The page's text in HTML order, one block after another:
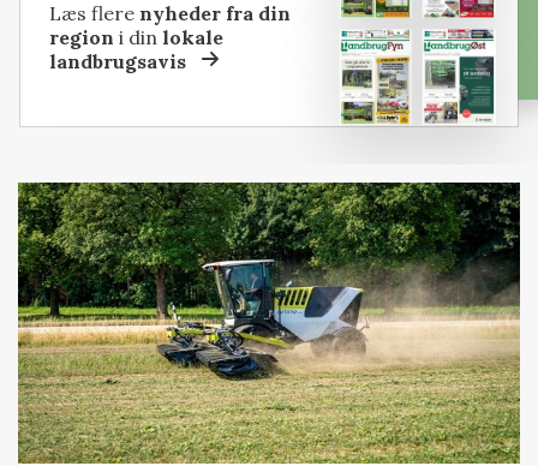
Læs flere nyheder fra din
region i dinlokale
landbrugsavis